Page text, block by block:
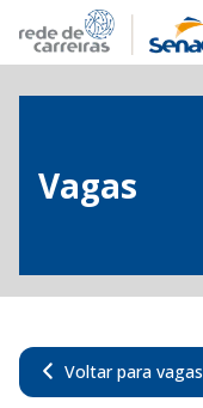
Vagas
Voltar para vagas